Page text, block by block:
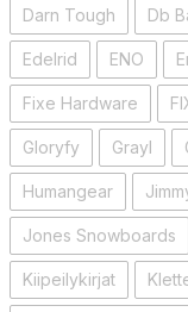
Darn Tough Db
Edelrid ENO
Fixe Hardware
Gloryfy Grayl
Humangear
Jones Snowboards
Kiipeilykirjat